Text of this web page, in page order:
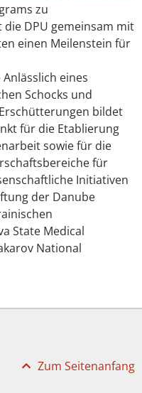
zu
DPU gemeinsam mit
einen Meilenstein für
eines
Schocks und
bildet
für die Etablierung
sowie für die
für
Initiativen
der Danube
State Medical
National
Zum Seitenanfang